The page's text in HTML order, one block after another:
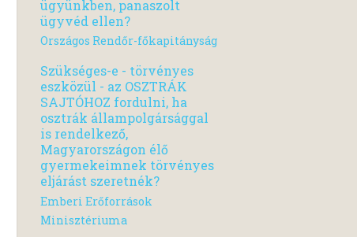
ügyünkben, panaszolt
ügyvéd ellen?
Országos Rendőr-főkapitányság
Szükséges-e - törvényes
eszközül - az OSZTRÁK
SAJTÓHOZ fordulni, ha
osztrák állampolgársággal
is rendelkező,
Magyarországon élő
gyermekeimnek törvényes
eljárást szeretnék?
Emberi Erőforrások
Minisztériuma